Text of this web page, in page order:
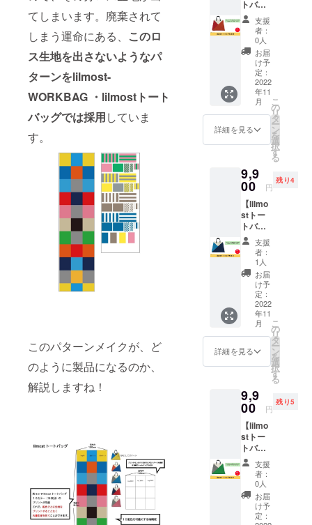
てしまいます。廃棄されて
しまう運命にある、 このロ
ス生地を出さないようなパ
ターンをlilmost-
WORKBAG ・lilmostトート
バッグでは採用していま
す。
このパターンメイクが、ど
のように製品になるのか、
解説しますね！
m 多少
の差異
はご了
承くだ
さい。
バッグ
素材:ポ
リエス
テル
100%
ル:牛革
100% ※
値段で
す。
地を出
さない
ように
考えら
れたパ
ター
ン。撥
水加
工。
made in
サイズ
W:38c
プハン
ドル
高:20c
m 多少
の差異
はご了
承くだ
さい。
バッグ
素材:ポ
リエス
テル
100%
ハンド
ル:牛革
送料込
みのお
ト１
つ。 素
材は廃
棄衣料
や廃棄
生地を
使って
作られ
た再生
ポリエ
ステル
生地
RENE1
(RENU
タグ付)
無水プ
リント
加工。
ロス生
地を出
さない
ように
考えら
れたパ
ター
ン。撥
水加
工。
made in
Japan ●
サイズ
cm/トッ
プハン
ドル
高:20c
m 多少
の差異
はご了
承くだ
さい。
バッグ
素材:ポ
リエス
りま
す。 ●
商品詳
細 肩か
らかけ
られる
レザー
のトッ
プハン
ドル。
表バイ
カラー
ケット
仕様。
ポケッ
ト口:内
ポケッ
ト１
つ。 素
材は廃
棄衣料
や廃棄
生地を
使って
作られ
た再生
ポリエ
ステル
生地
RENE1
(RENU
タグ付)
無水プ
リント
加工。
ロス生
地を出
さない
ように
考えら
れたパ
ター
トバッ
グ
OG&RD
lilmost(
リルモ
ス）の
ブラン
ドロゴ
をバイ
カラー
でデザ
インし
たトー
グで
す。 オ
レンジ
＆レッ
ドにな
りま
す。 ●
商品詳
細 肩か
らかけ
られる
レザー
のトッ
プハン
ドル。
表バイ
カラー
ケット
仕様。
ポケッ
ト口:内
ポケッ
ト１
つ。 素
材は廃
棄衣料
や廃棄
生地を
使って
支援
者：
0人
お届
け予
定：
2022
年11
月
詳細を見る
こ
の
リ
タ
ー
ン
を
選
択
す
る
9,9
00 円
残り4
【lilmo
stトー
トバッ
グ
NB&SX
lilmost(
リルモ
ス）の
ブラン
ドロゴ
をバイ
カラー
でデザ
インし
たトー
グで
す。 ネ
イビー
＆スカ
イブ
ルーに
なりま
す。 ●
商品詳
細 肩か
らかけ
られる
支援
者：
1人
お届
け予
定：
2022
年11
月
詳細を見る
こ
の
リ
タ
ー
ン
を
選
択
す
る
9,9
00 円
残り5
【lilmo
stトー
トバッ
グ
GR&GY
lilmost(
リルモ
ス）の
支援
者：
0人
お届
け予
定：